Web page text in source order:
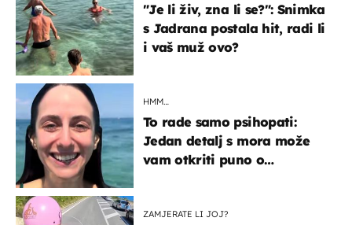
"Je li živ, zna li se?": Snimka
s Jadrana postala hit, radi li
i vaš muž ovo?
HMM…
To rade samo psihopati:
Jedan detalj s mora može
vam otkriti puno o
ZAMJERATE LI JOJ?